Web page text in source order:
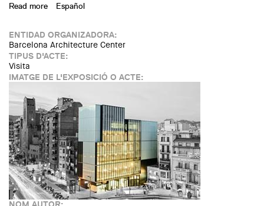
Read more about Visita a Olot i Begudà: Premis d'Arquitectura 2015
Español
ENTIDAD ORGANIZADORA:
Barcelona Architecture Center
TIPUS D'ACTE:
Visita
IMATGE DE L'EXPOSICIÓ O ACTE: